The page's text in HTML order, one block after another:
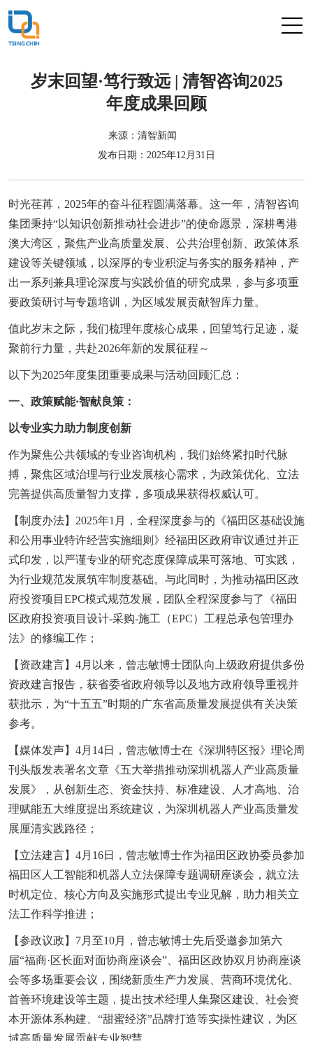
岁末回望·笃行致远 | 清智咨询2025
年度成果回顾
来源：清智新闻
发布日期：2025年12月31日
时光荏苒，2025年的奋斗征程圆满落幕。这一年，清智咨询
集团秉持“以知识创新推动社会进步”的使命愿景，深耕粤港
澳大湾区，聚焦产业高质量发展、公共治理创新、政策体系
建设等关键领域，以深厚的专业积淀与务实的服务精神，产
出一系列兼具理论深度与实践价值的研究成果，参与多项重
要政策研讨与专题培训，为区域发展贡献智库力量。
值此岁末之际，我们梳理年度核心成果，回望笃行足迹，凝
聚前行力量，共赴2026年新的发展征程～
以下为2025年度集团重要成果与活动回顾汇总：
一、政策赋能·智献良策：
以专业实力助力制度创新
作为聚焦公共领域的专业咨询机构，我们始终紧扣时代脉
搏，聚焦区域治理与行业发展核心需求，为政策优化、立法
完善提供高质量智力支撑，多项成果获得权威认可。
【制度办法】2025年1月，全程深度参与的《福田区基础设施
和公用事业特许经营实施细则》经福田区政府审议通过并正
式印发，以严谨专业的研究态度保障成果可落地、可实践，
为行业规范发展筑牢制度基础。与此同时，为推动福田区政
府投资项目EPC模式规范发展，团队全程深度参与了《福田
区政府投资项目设计-采购-施工（EPC）工程总承包管理办
法》的修编工作；
【资政建言】4月以来，曾志敏博士团队向上级政府提供多份
资政建言报告，获省委省政府领导以及地方政府领导重视并
获批示，为“十五五”时期的广东省高质量发展提供有关决策
参考。
【媒体发声】4月14日，曾志敏博士在《深圳特区报》理论周
刊头版发表署名文章《五大举措推动深圳机器人产业高质量
发展》，从创新生态、资金扶持、标准建设、人才高地、治
理赋能五大维度提出系统建议，为深圳机器人产业高质量发
展厘清实践路径；
【立法建言】4月16日，曾志敏博士作为福田区政协委员参加
福田区人工智能和机器人立法保障专题调研座谈会，就立法
时机定位、核心方向及实施形式提出专业见解，助力相关立
法工作科学推进；
【参政议政】7月至10月，曾志敏博士先后受邀参加第六
届“福商·区长面对面协商座谈会”、福田区政协双月协商座谈
会等多场重要会议，围绕新质生产力发展、营商环境优化、
首善环境建设等主题，提出技术经理人集聚区建设、社会资
本开源体系构建、“甜蜜经济”品牌打造等实操性建议，为区
域高质量发展贡献专业智慧。